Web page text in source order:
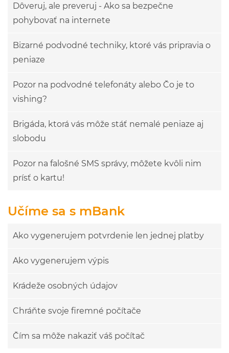
Dôveruj, ale preveruj - Ako sa bezpečne
pohybovať na internete
Bizarné podvodné techniky, ktoré vás pripravia o
peniaze
Pozor na podvodné telefonáty alebo Čo je to
vishing?
Brigáda, ktorá vás môže stáť nemalé peniaze aj
slobodu
Pozor na falošné SMS správy, môžete kvôli nim
prísť o kartu!
Učíme sa s mBank
Ako vygenerujem potvrdenie len jednej platby
Ako vygenerujem výpis
Krádeže osobných údajov
Chráňte svoje firemné počítače
Čím sa môže nakaziť váš počítač